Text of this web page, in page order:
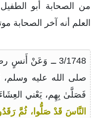
من الصحابة أبو
العلم أنه آخر الصحابة موتاً؛
3/1748 ــ وَعَنْ
صلى الله عليه وسلم،
فَصَلَّىٰ بِهِم، يَعْني
النَّاسَ قَدْ صَلُّوا، ثُمَّ